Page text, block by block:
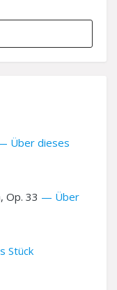
Über dieses
Op. 33
Über
Stück